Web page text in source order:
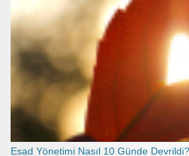
Esad Yönetimi Nasıl 10 Günde Devrildi?